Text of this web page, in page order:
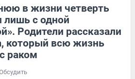
в жизни четверть
лишь с одной
Родители рассказали
который всю жизнь
раком